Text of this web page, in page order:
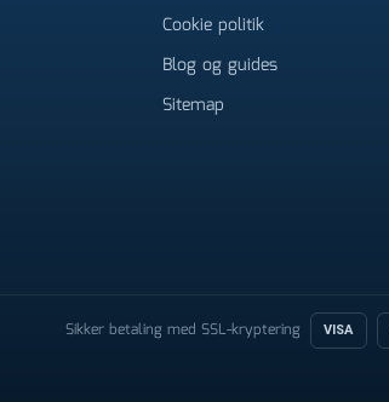
Cookie politik
Blog og guides
Sitemap
Sikker betaling med SSL-kryptering VISA